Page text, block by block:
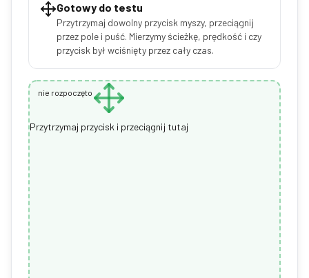
Gotowy do testu
Przytrzymaj dowolny przycisk myszy, przeciągnij
przez pole i puść. Mierzymy ścieżkę, prędkość i czy
przycisk był wciśnięty przez cały czas.
nie rozpoczęto
Przytrzymaj przycisk i przeciągnij tutaj